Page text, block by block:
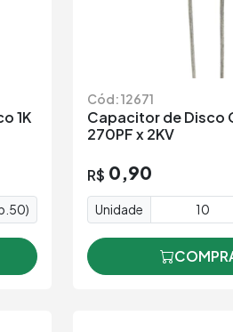
1K
Cód: 12671
Capacitor de Disco
270PF x 2KV
R$ 0,90
Unidade